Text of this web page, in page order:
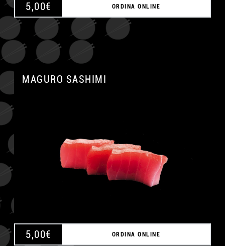
5,00€ ORDINA ONLINE
MAGURO SASHIMI
5,00€ ORDINA ONLINE